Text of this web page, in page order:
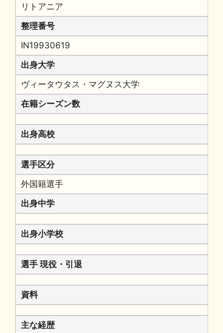
リトアニア
整理番号
IN19930619
出身大学
ヴィータウタス・マグヌス大学
在籍シーズン数
出身高校
選手区分
外国籍選手
出身中学
出身小学校
選手 現役・引退
資料
主な経歴